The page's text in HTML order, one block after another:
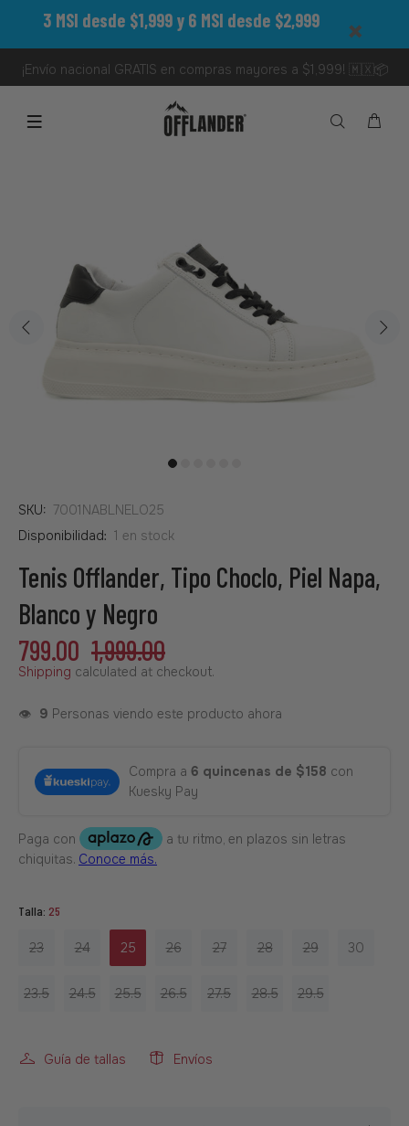
3 MSI desde $1,999 y 6 MSI desde $2,999
¡Envío nacional GRATIS en compras mayores a $1,999! 🇲🇽📦
SKU: 7001NABLNELO25
Disponibilidad: 1 en stock
Tenis Offlander, Tipo Choclo, Piel Napa,
Blanco y Negro
799.00 1,999.00
Shipping calculated at checkout.
👁️ 9 Personas viendo este producto ahora
Compra a 6 quincenas de $158 con
Kuesky Pay
Talla: 25
23 24 25 26 27 28 29 30
23.5 24.5 25.5 26.5 27.5 28.5 29.5
Guía de tallas Envíos